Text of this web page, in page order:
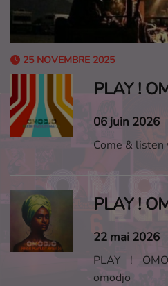
25 NOVEMBRE 2025
06 juin 2026
Come & listen
22 mai 2026
PLAY !
omodjo